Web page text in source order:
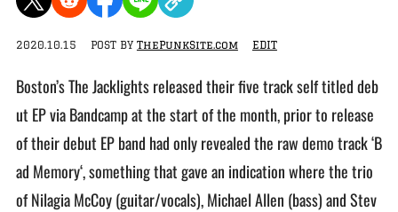
2020.10.15 POST BY ThePunkSite.com EDIT
Boston’s The Jacklights released their five track self titled deb
ut EP via Bandcamp at the start of the month, prior to release
of their debut EP band had only revealed the raw demo track ‘B
ad Memory‘, something that gave an indication where the trio
of Nilagia McCoy (guitar/vocals), Michael Allen (bass) and Stev